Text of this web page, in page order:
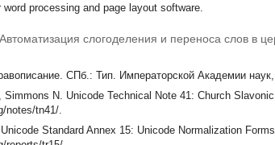
processing and page layout software.
Автоматизация слогоделения и переноса слов в
СПб.: Тип. Императорской Академии
Simmons N. Unicode Technical Note 41: Church
notes/tn41/.
Standard Annex 15: Unicode Normalization